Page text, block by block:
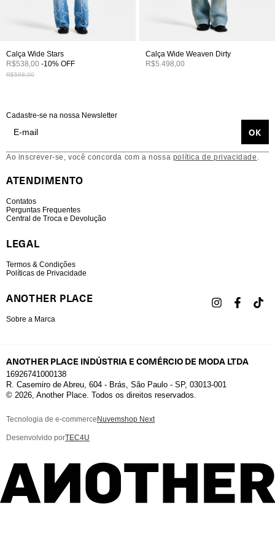
Calça Wide Stars
R$538,00 -10% OFF
R$598,00
Calça Wide Weaven Dirty
R$5.498,00
Cadastre-se na nossa Newsletter
Ao inscrever-se, você concorda com a nossa política de privacidade .
ATENDIMENTO
Contatos
Perguntas Frequentes
Central de Troca e Devolução
LEGAL
Termos & Condições
Políticas de Privacidade
ANOTHER PLACE
Sobre a Marca
ANOTHER PLACE INDÚSTRIA E COMÉRCIO DE MODA LTDA
16926741000138
R. Casemiro de Abreu, 604 - Brás, São Paulo - SP, 03013-001
© 2026, Another Place. Todos os direitos reservados.
Tecnologia de e-commerce Nuvemshop Next
Desenvolvido porTEC4U